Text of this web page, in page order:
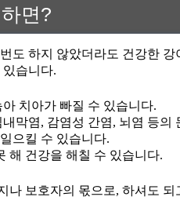
면?
도 하지 않았더라도 건강한
습니다.
치아가 빠질 수 있습니다.
막염, 감염성 간염, 뇌염 등의
으킬 수 있습니다.
해 건강을 해칠 수 있습니다.
나 보호자의 몫으로, 하셔도